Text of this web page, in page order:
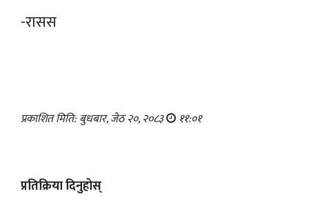
-रासस
प्रकाशित मिति: बुधबार, जेठ २०, २०८३ ११:०१
प्रतिक्रिया दिनुहोस्